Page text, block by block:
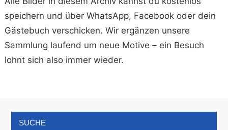
speichern und über WhatsApp, Facebook oder dein
Gästebuch verschicken. Wir ergänzen unsere
Sammlung laufend um neue Motive – ein Besuch
lohnt sich also immer wieder.
SUCHE